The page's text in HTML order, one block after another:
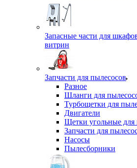
Запасные части для
витрин
Запчасти для пылесосов
Разное
Шланги для
Турбощетки для
Двигатели
Щетки угольные для
Запчасти для
Насосы
Пылесборники